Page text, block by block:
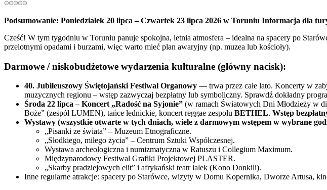
Podsumowanie: Poniedziałek 20 lipca – Czwartek 23 lipca 2026 w Toruniu Informacja dla
Cześć! W tym tygodniu w Toruniu panuje spokojna, letnia atmosfera – idealna na spacery po
przelotnymi opadami i burzami, więc warto mieć plan awaryjny (np. muzea lub kościoły).
Darmowe / niskobudżetowe wydarzenia kulturalne (główny nacisk):
40. Jubileuszowy Świętojański Festiwal Organowy — trwa przez całe lato. Koncerty w
muzycznych regionu – wstęp zazwyczaj bezpłatny lub symboliczny. Sprawdź dokładny
Środa 22 lipca – Koncert „Radość na Syjonie” (w ramach Światowych Dni Młodzieży w
Boże” (zespół LUMEN), tańce lednickie, koncert reggae zespołu BETHEL. Wstęp
Wystawy (wszystkie otwarte w tych dniach, wiele z darmowym wstępem w wybrane
„Pisanki ze świata” – Muzeum Etnograficzne.
„Słodkiego, miłego życia” – Centrum Sztuki Współczesnej.
Wystawa archeologiczna i numizmatyczna w Ratuszu i Collegium Maximum.
Międzynarodowy Festiwal Grafiki Projektowej PLASTER.
„Skarby pradziejowych elit” i afrykański teatr lalek (Kono Donkili).
Inne regularne atrakcje: spacery po Starówce, wizyty w Domu Kopernika, Dworze Artusa,